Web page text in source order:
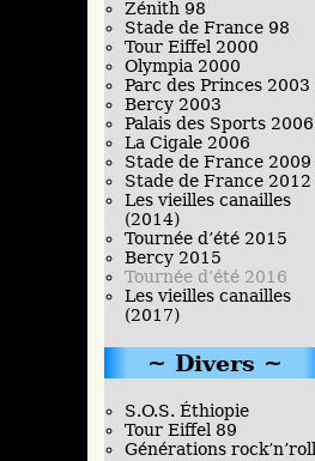
Zénith 98
Stade de France 98
Tour Eiffel 2000
Olympia 2000
Parc des Princes 2003
Bercy 2003
Palais des Sports 2006
La Cigale 2006
Stade de France 2009
Stade de France 2012
Les vieilles canailles
(2014)
Tournée d’été 2015
Bercy 2015
Tournée d’été 2016
Les vieilles canailles
(2017)
Divers
S.O.S. Éthiopie
Tour Eiffel 89
Générations rock’n’roll